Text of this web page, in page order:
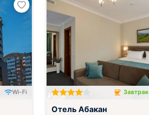
Wi-Fi
Завтрак включён
Завтрак
Отель Абакан